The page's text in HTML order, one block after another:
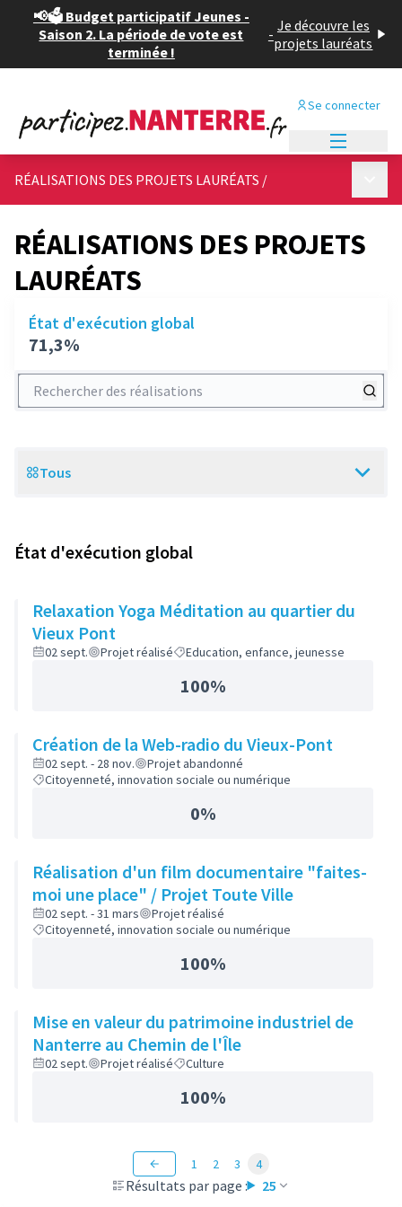
📢🗳️ Budget participatif Jeunes -
Saison 2. La période de vote est
terminée !
- Je découvre les
projets lauréats
Se connecter
RÉALISATIONS DES PROJETS LAURÉATS /
RÉALISATIONS DES PROJETS
LAURÉATS
État d'exécution global
71,3%
Rechercher des réalisations
Scope
Tous
État d'exécution global
Relaxation Yoga Méditation au quartier du
Vieux Pont
02 sept. Projet réalisé Education, enfance, jeunesse
100%
Création de la Web-radio du Vieux-Pont
02 sept. - 28 nov.
Projet abandonné
Citoyenneté, innovation sociale ou numérique
0%
Réalisation d'un film documentaire "faites-
moi une place" / Projet Toute Ville
02 sept. - 31 mars
Projet réalisé
Citoyenneté, innovation sociale ou numérique
100%
Mise en valeur du patrimoine industriel de
Nanterre au Chemin de l'Île
02 sept. Projet réalisé Culture
100%
Résultats par page : 25
1 2 3 4